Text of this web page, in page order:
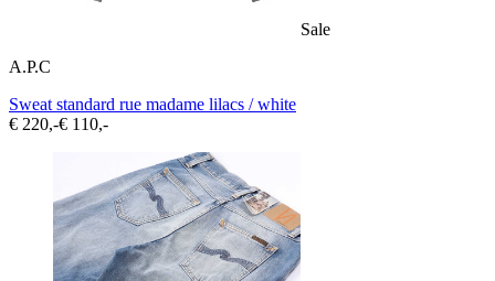
Sale
A.P.C
Sweat standard rue madame lilacs / white
€ 220,-€ 110,-